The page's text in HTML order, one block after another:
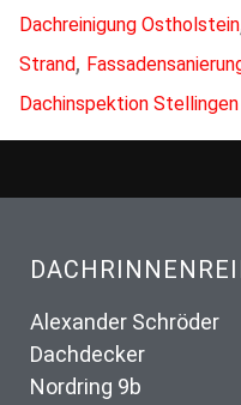
Dachreinigung Ostholstein
Strand,
Dachinspektion
Alexander Schröder
Dachdecker
Nordring 9b